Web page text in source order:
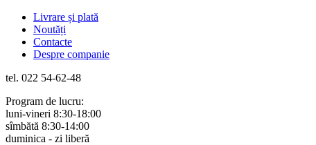
Livrare și plată
Noutăți
Contacte
Despre companie
tel. 022 54-62-48
Program de lucru:
luni-vineri 8:30-18:00
sîmbătă 8:30-14:00
duminica - zi liberă